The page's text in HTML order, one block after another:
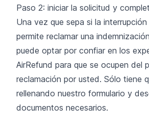
Paso 2: iniciar la solicitud y
Una vez que sepa si la
permite reclamar una
puede optar por confiar en los
AirRefund para que se ocupen del
reclamación por usted. Sólo tiene
rellenando nuestro formulario y
documentos necesarios.